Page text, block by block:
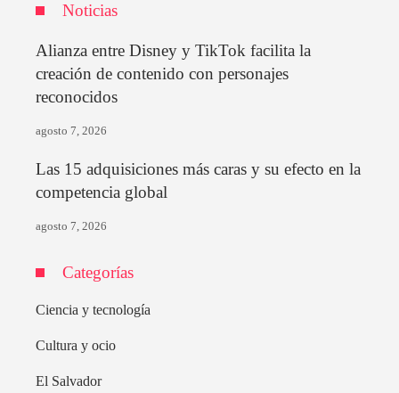
Noticias
Alianza entre Disney y TikTok facilita la
creación de contenido con personajes
reconocidos
agosto 7, 2026
Las 15 adquisiciones más caras y su efecto en la
competencia global
agosto 7, 2026
Categorías
Ciencia y tecnología
Cultura y ocio
El Salvador